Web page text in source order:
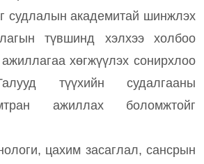
судлалын академитай шинжлэх
түвшинд хэлхээ холбоо
хөгжүүлэх сонирхлоо
түүхийн судалгааны
ажиллах боломжтойг
цахим засаглал, сансрын